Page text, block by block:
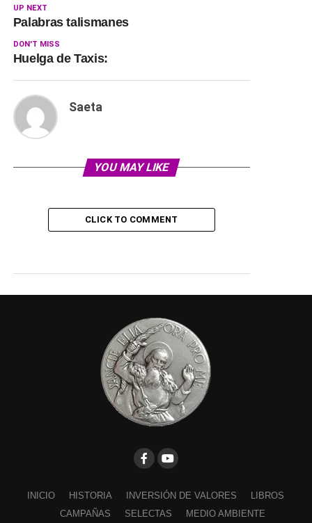
UP NEXT
Palabras talismanes
DON'T MISS
Huelga de Taxis:
Saeta
YOU MAY LIKE
CLICK TO COMMENT
INICIO HISTORIA INVERSIÓN DE VALORES
LIBROS
CAMPAÑAS
SELECTAS MEDIO AMBIENTE